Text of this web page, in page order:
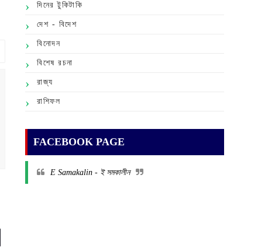
দিনের টুকিটাকি
দেশ - বিদেশ
বিনোদন
বিশেষ রচনা
রাজ্য
রাশিফল
FACEBOOK PAGE
E Samakalin - ই সমকালীন